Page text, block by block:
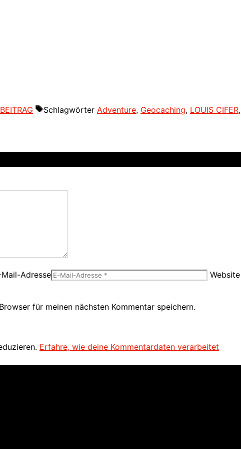
Schlagwörter Adventure, Geocaching, LOUIS CIFER,
Mail-Adresse Website
für meinen nächsten Kommentar speichern.
Erfahre, wie deine Kommentardaten verarbeitet